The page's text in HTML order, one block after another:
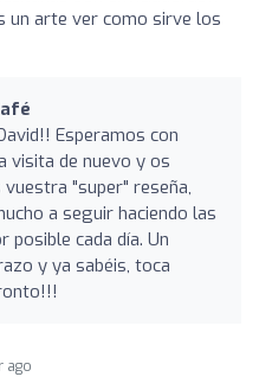
un arte ver como sirve los
Esperamos con
visita de nuevo y os
"super" reseña,
a seguir haciendo las
posible cada día. Un
y ya sabéis, toca
ago